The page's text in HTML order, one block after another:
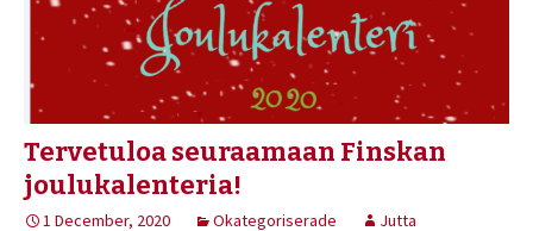
Tervetuloa seuraamaan Finskan
joulukalenteria!
1 December, 2020 Okategoriserade Jutta